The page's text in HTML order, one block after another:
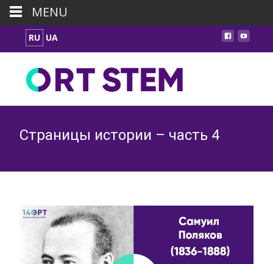
RU UA
Страницы истории – часть 4
MENU